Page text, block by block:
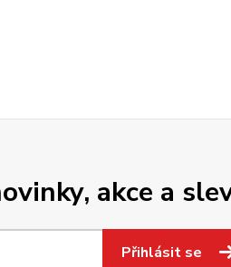
akce a
Přihlásit se